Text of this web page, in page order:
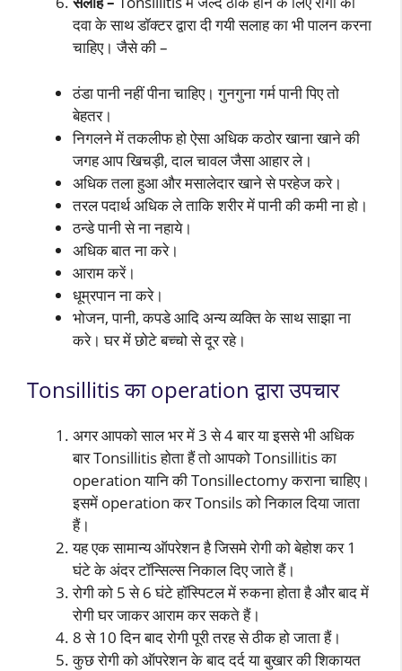
दवा के साथ डॉक्टर द्वारा दी गयी सलाह का भी पालन करना
चाहिए। जैसे की –
ठंडा पानी नहीं पीना चाहिए। गुनगुना गर्म पानी पिए तो
बेहतर।
निगलने में तकलीफ हो ऐसा अधिक कठोर खाना खाने की
जगह आप खिचड़ी, दाल चावल जैसा आहार ले।
अधिक तला हुआ और मसालेदार खाने से परहेज करे।
तरल पदार्थ अधिक ले ताकि शरीर में पानी की कमी ना हो।
ठन्डे पानी से ना नहाये।
अधिक बात ना करे।
आराम करें।
धूम्रपान ना करे।
भोजन, पानी, कपडे आदि अन्य व्यक्ति के साथ साझा ना
करे। घर में छोटे बच्चो से दूर रहे।
Tonsillitis का operation द्वारा उपचार
अगर आपको साल भर में 3 से 4 बार या इससे भी अधिक
बार Tonsillitis होता हैं तो आपको Tonsillitis का
operation यानि की Tonsillectomy कराना चाहिए।
इसमें operation कर Tonsils को निकाल दिया जाता
हैं।
यह एक सामान्य ऑपरेशन है जिसमे रोगी को बेहोश कर 1
घंटे के अंदर टॉन्सिल्स निकाल दिए जाते हैं।
रोगी को 5 से 6 घंटे हॉस्पिटल में रुकना होता है और बाद में
रोगी घर जाकर आराम कर सकते हैं।
8 से 10 दिन बाद रोगी पूरी तरह से ठीक हो जाता हैं।
कुछ रोगी को ऑपरेशन के बाद दर्द या बुखार की शिकायत